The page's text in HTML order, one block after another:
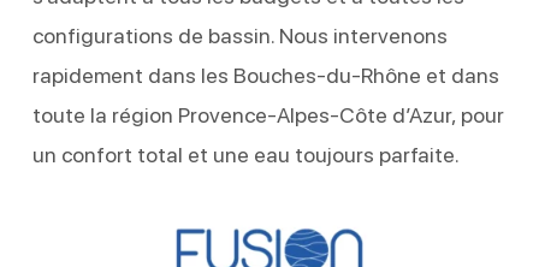
configurations de bassin. Nous intervenons
rapidement dans les Bouches-du-Rhône et dans
toute la région Provence-Alpes-Côte d’Azur, pour
un confort total et une eau toujours parfaite.